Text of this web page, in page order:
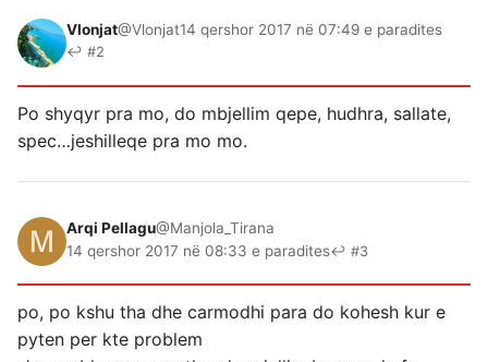
Vlonjat@Vlonjat14 qershor 2017 në 07:49 e paradites
↩ #2
Po shyqyr pra mo, do mbjellim qepe, hudhra, sallate,
spec…jeshilleqe pra mo mo.
Arqi Pellagu@Manjola_Tirana
14 qershor 2017 në 08:33 e paradites↩ #3
po, po kshu tha dhe carmodhi para do kohesh kur e
pyten per kte problem